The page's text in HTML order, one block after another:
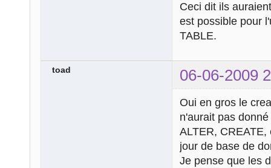
Ceci dit ils
est possible pour
TABLE.
toad 06-06-2009
Oui en gros le
n'aurait pas
ALTER,
jour de base de
Je pense que les